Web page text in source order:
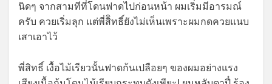
นิดๆ จากสามทีที่โดนฟาดไปก่อนหน้า ผมเริ่มมีอารมณ์
ครับ ควยเริ่มลุก แต่พี่สิิทธิ์ยังไม่เห็นเพราะผมกดควยแนบ
เสาเอาไว้
พี่สิทธิ์ เงื้อไม้เรียวนั้นฟาดก้นเปลือยๆ ของผมอย่างแรง